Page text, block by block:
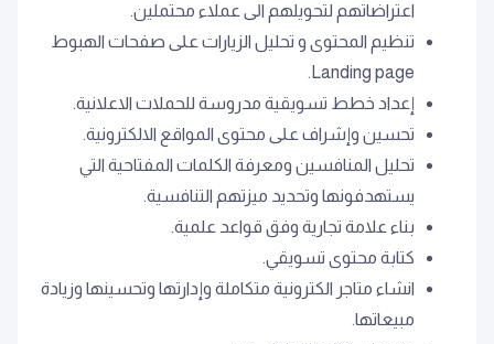
اﻋﺘﺮاﺿﺎﺗﻬﻢ ﻟﺘﺤﻮﻳﻠﻬﻢ اﱃ ﻋﻤﻼء ﻣﺤﺘﻤﻠﻴﻦ.
ﺗﻨﻈﻴﻢ اﻟﻤﺤﺘﻮى و ﺗﺤﻠﻴﻞ اﻟﺰﻳﺎرات ﻋﲆ ﺻﻔﺤﺎت اﻟﻬﺒﻮط
Landing page.
إﻋﺪاد ﺧﻄﻂ ﺗﺴﻮﻳﻘﻴﺔ ﻣﺪروﺳﺔ ﻟﻠﺤﻤﻼت اﻻﻋﻼﻧﻴﺔ.
ﺗﺤﺴﻴﻦ وإﺷﺮاف ﻋﲆ ﻣﺤﺘﻮى اﻟﻤﻮاﻗﻊ اﻻﻟﻜﺘﺮوﻧﻴﺔ.
ﺗﺤﻠﻴﻞ اﻟﻤﻨﺎﻓﺴﻴﻦ وﻣﻌﺮﻓﺔ اﻟﻜﻠﻤﺎت اﻟﻤﻔﺘﺎﺣﻴﺔ اﻟﺘﻲ
ﻳﺴﺘﻬﺪﻓﻮﻧﻬﺎ وﺗﺤﺪﻳﺪ ﻣﻴﺰﺗﻬﻢ اﻟﺘﻨﺎﻓﺴﻴﺔ.
ﺑﻨﺎء ﻋﻼﻣﺔ ﺗﺠﺎرﻳﺔ وﻓﻖ ﻗﻮاﻋﺪ ﻋﻠﻤﻴﺔ.
ﻛﺘﺎﺑﺔ ﻣﺤﺘﻮى ﺗﺴﻮﻳﻘﻲ.
اﻧﺸﺎء ﻣﺘﺎﺟﺮ اﻟﻜﺘﺮوﻧﻴﺔ ﻣﺘﻜﺎﻣﻠﺔ وإدارﺗﻬﺎ وﺗﺤﺴﻴﻨﻬﺎ وزﻳﺎدة
ﻣﺒﻴﻌﺎﺗﻬﺎ.